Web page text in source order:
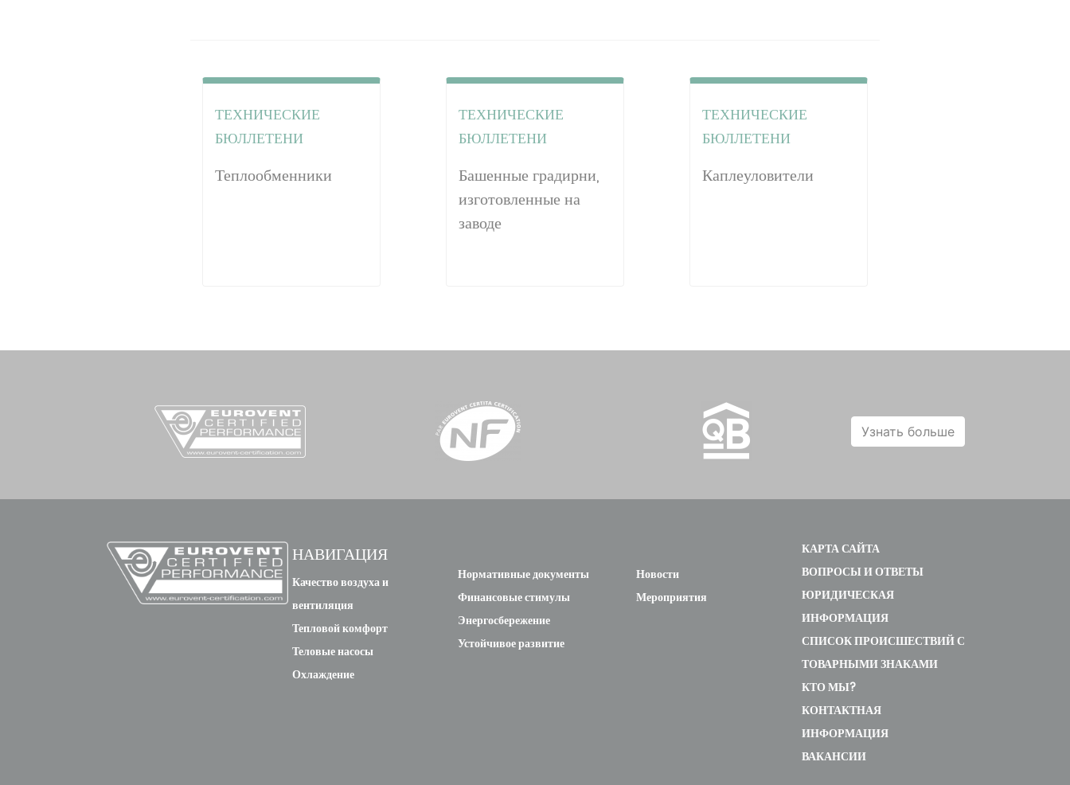
ТЕХНИЧЕСКИЕ
БЮЛЛЕТЕНИ
Теплообменники
ТЕХНИЧЕСКИЕ
БЮЛЛЕТЕНИ
Башенные градирни,
изготовленные на
заводе
ТЕХНИЧЕСКИЕ
БЮЛЛЕТЕНИ
Каплеуловители
Узнать больше
НАВИГАЦИЯ
Качество воздуха и
вентиляция
Тепловой комфорт
Теловые насосы
Охлаждение
Нормативные документы
Финансовые стимулы
Энергосбережение
Устойчивое развитие
Новости
Мероприятия
КАРТА САЙТА
ВОПРОСЫ И ОТВЕТЫ
ЮРИДИЧЕСКАЯ
ИНФОРМАЦИЯ
СПИСОК ПРОИСШЕСТВИЙ С
ТОВАРНЫМИ ЗНАКАМИ
КТО МЫ?
КОНТАКТНАЯ
ИНФОРМАЦИЯ
ВАКАНСИИ